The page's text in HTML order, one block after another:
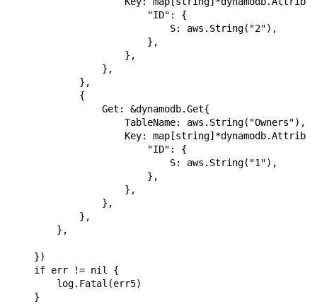
                        "ID": {
                            S: aws.String("2"),
                        },
                    },
                },
            },
            {
                Get: &dynamodb.Get{
                    TableName: aws.String("Owners"),
Key:
                        "ID": {
                            S: aws.String("1"),
                        },
                    },
                },
            },
        },
    })
    if err != nil {
        log.Fatal(err5)
    }